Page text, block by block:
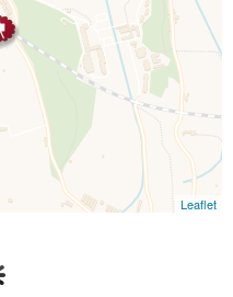
Leaflet